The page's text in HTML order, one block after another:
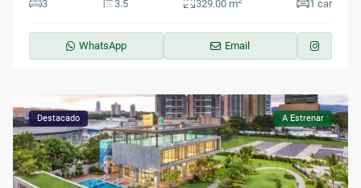
3 3.5 329.00 m 1 car
WhatsApp Email
Destacado A Estrenar